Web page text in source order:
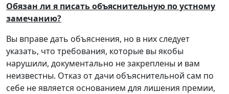
Обязан ли я писать объяснительную по устному
замечанию?
Вы вправе дать объяснения, но в них следует
указать, что требования, которые вы якобы
нарушили, документально не закреплены и вам
неизвестны. Отказ от дачи объяснительной сам по
себе не является основанием для лишения премии,